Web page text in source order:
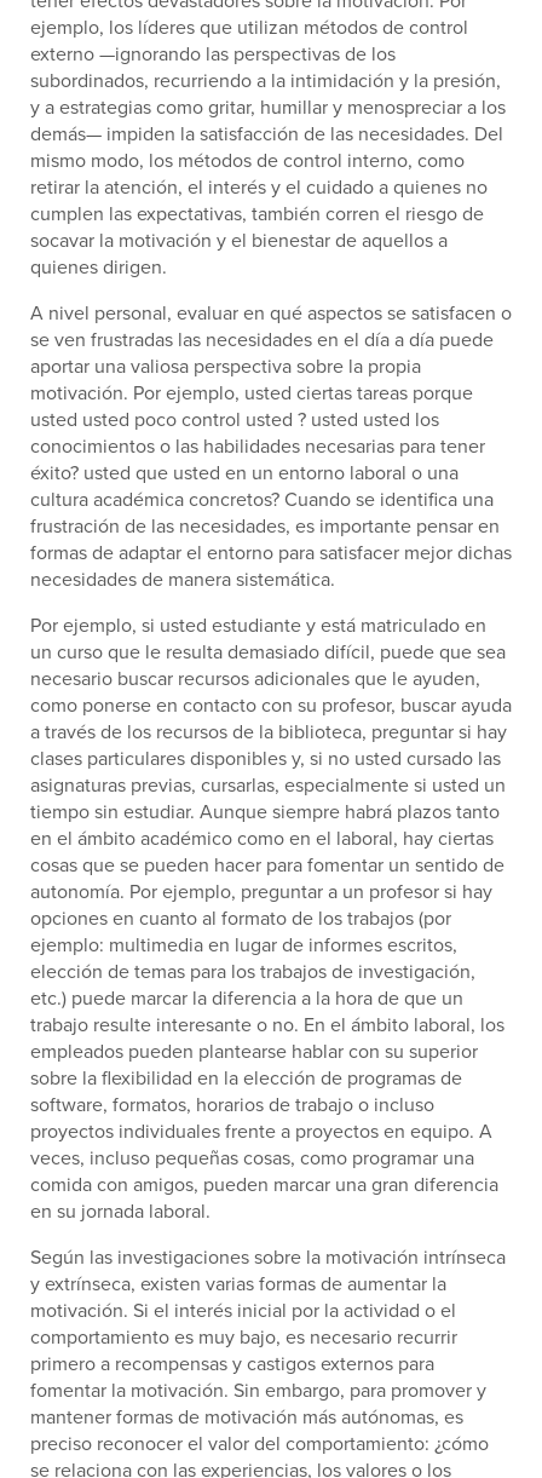
ejemplo, los líderes que utilizan métodos de control
externo —ignorando las perspectivas de los
subordinados, recurriendo a la intimidación y la presión,
y a estrategias como gritar, humillar y menospreciar a los
demás— impiden la satisfacción de las necesidades. Del
mismo modo, los métodos de control interno, como
retirar la atención, el interés y el cuidado a quienes no
cumplen las expectativas, también corren el riesgo de
socavar la motivación y el bienestar de aquellos a
quienes dirigen.
A nivel personal, evaluar en qué aspectos se satisfacen o
se ven frustradas las necesidades en el día a día puede
aportar una valiosa perspectiva sobre la propia
motivación. Por ejemplo, usted ciertas tareas porque
usted usted poco control usted ? usted usted los
conocimientos o las habilidades necesarias para tener
éxito? usted que usted en un entorno laboral o una
cultura académica concretos? Cuando se identifica una
frustración de las necesidades, es importante pensar en
formas de adaptar el entorno para satisfacer mejor dichas
necesidades de manera sistemática.
Por ejemplo, si usted estudiante y está matriculado en
un curso que le resulta demasiado difícil, puede que sea
necesario buscar recursos adicionales que le ayuden,
como ponerse en contacto con su profesor, buscar ayuda
a través de los recursos de la biblioteca, preguntar si hay
clases particulares disponibles y, si no usted cursado las
asignaturas previas, cursarlas, especialmente si usted un
tiempo sin estudiar. Aunque siempre habrá plazos tanto
en el ámbito académico como en el laboral, hay ciertas
cosas que se pueden hacer para fomentar un sentido de
autonomía. Por ejemplo, preguntar a un profesor si hay
opciones en cuanto al formato de los trabajos (por
ejemplo: multimedia en lugar de informes escritos,
elección de temas para los trabajos de investigación,
etc.) puede marcar la diferencia a la hora de que un
trabajo resulte interesante o no. En el ámbito laboral, los
empleados pueden plantearse hablar con su superior
sobre la flexibilidad en la elección de programas de
software, formatos, horarios de trabajo o incluso
proyectos individuales frente a proyectos en equipo. A
veces, incluso pequeñas cosas, como programar una
comida con amigos, pueden marcar una gran diferencia
en su jornada laboral.
Según las investigaciones sobre la motivación intrínseca
y extrínseca, existen varias formas de aumentar la
motivación. Si el interés inicial por la actividad o el
comportamiento es muy bajo, es necesario recurrir
primero a recompensas y castigos externos para
fomentar la motivación. Sin embargo, para promover y
mantener formas de motivación más autónomas, es
preciso reconocer el valor del comportamiento: ¿cómo
se relaciona con las experiencias, los valores o los